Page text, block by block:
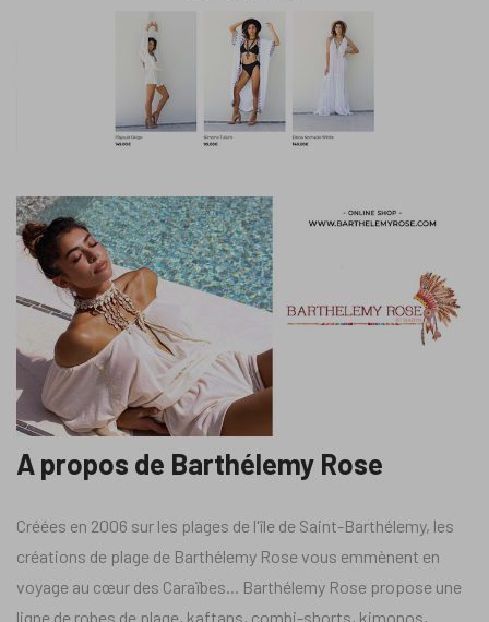
A propos de Barthélemy Rose
Créées en 2006 sur les plages de l'île de Saint-Barthélemy, les
créations de plage de Barthélemy Rose vous emmènent en
voyage au cœur des Caraïbes... Barthélemy Rose propose une
ligne de robes de plage, kaftans, combi-shorts, kimonos,